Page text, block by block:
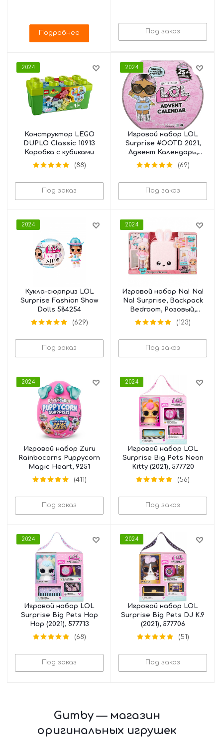
Подробнее Под заказ
2024
Конструктор LEGO
DUPLO Classic 10913
Коробка с кубиками
(88)
Под заказ
2024
Игровой набор LOL
Surprise #OOTD 2021,
Адвент Календарь,
576037
(69)
Под заказ
2024
Кукла-сюрприз LOL
Surprise Fashion Show
Dolls 584254
(629)
Под заказ
2024
Игровой набор Na! Na!
Na! Surprise, Backpack
Bedroom, Розовый,
569732
(123)
Под заказ
2024
Игровой набор Zuru
Rainbocorns Puppycorn
Magic Heart, 9251
(411)
Под заказ
2024
Игровой набор LOL
Surprise Big Pets Neon
Kitty (2021), 577720
(56)
Под заказ
2024
Игровой набор LOL
Surprise Big Pets Hop
Hop (2021), 577713
(68)
Под заказ
2024
Игровой набор LOL
Surprise Big Pets DJ K.9
(2021), 577706
(51)
Под заказ
Gumby — магазин
оригинальных игрушек